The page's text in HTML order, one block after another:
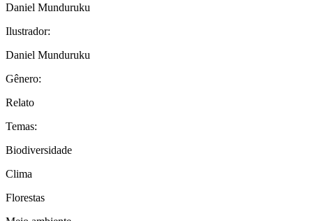
Daniel Munduruku
Ilustrador:
Daniel Munduruku
Gênero:
Relato
Temas:
Biodiversidade
Clima
Florestas